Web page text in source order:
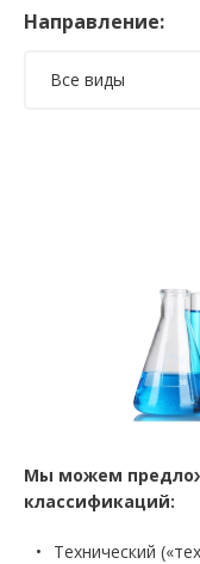
Направление:
Все виды
Мы можем
классификаций:
Технический